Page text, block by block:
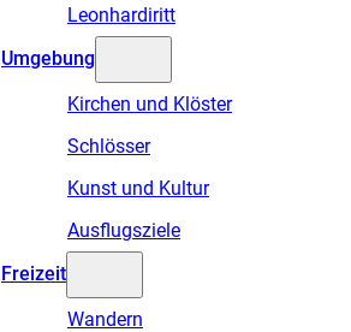
Leonhardiritt
Umgebung
Kirchen und Klöster
Schlösser
Kunst und Kultur
Ausflugsziele
Freizeit
Wandern